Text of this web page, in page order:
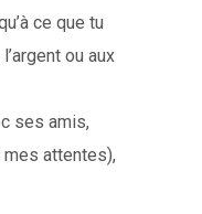
ce que tu
ou aux
ses amis,
mes attentes),